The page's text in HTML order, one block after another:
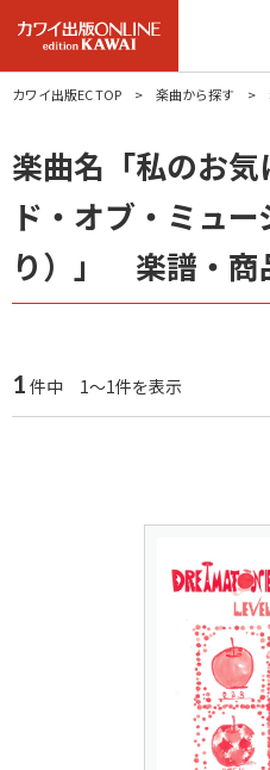
カワイ出版EC TOP 楽曲から探す
楽曲名「私のお
ド・オブ・ミュ
り）」 楽譜・商
1 件中 1～1件を表示